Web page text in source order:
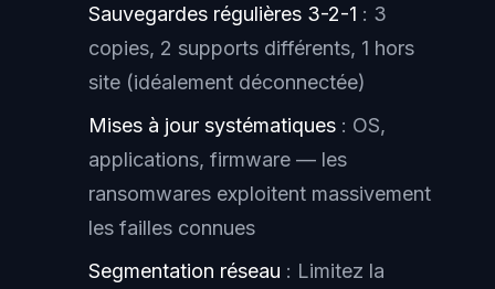
Sauvegardes régulières 3-2-1 : 3
copies, 2 supports différents, 1 hors
site (idéalement déconnectée)
Mises à jour systématiques : OS,
applications, firmware — les
ransomwares exploitent massivement
les failles connues
Segmentation réseau : Limitez la